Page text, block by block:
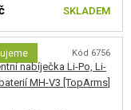
SKLADEM
Kód 6756